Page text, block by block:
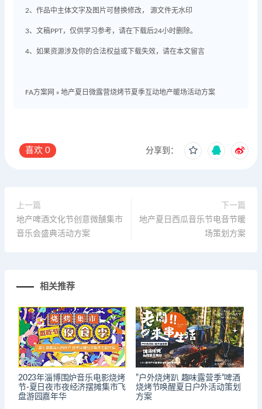
2、作品中主体文字及图片可替换修改， 源文件无水印
3、文稿PPT，仅供学习参考，请在下载后24小时删除。
4、如果资源涉及你的合法权益或下载失效，请在本文留言
FA方案网 » 地产夏日微露营烧烤节夏季互动地产暖场活动方案
喜欢 0 分享到：
上一篇
地产啤酒文化节创意微醺集市
音乐会盛典活动方案
下一篇
地产夏日西瓜音乐节电音节暖
场策划方案
相关推荐
2023年淄博围炉音乐电影烧烤
节-夏日夜市夜经济摆摊集市飞
盘游园嘉年华
”户外烧烤趴 趣味露营季“啤酒
烧烤节唤醒夏日户外活动策划
方案